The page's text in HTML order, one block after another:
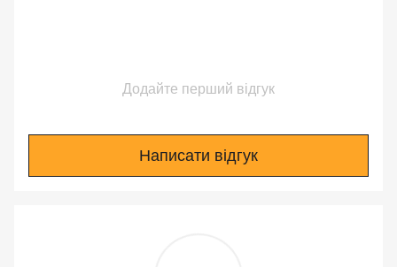
Додайте перший відгук
Написати відгук